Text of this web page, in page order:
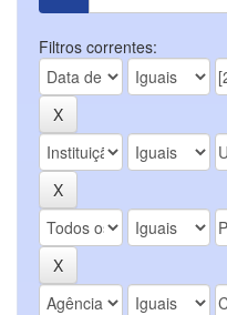
Filtros correntes: